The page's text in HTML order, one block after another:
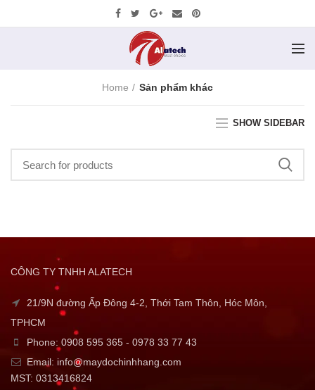
Home Sản phẩm khác
SHOW SIDEBAR
CÔNG TY TNHH ALATECH
21/9N đường Ấp Đông 4-2, Thới Tam Thôn, Hóc Môn,
TPHCM
Phone: 0908 595 365 - 0978 33 77 43
Email: info@maydochinhhang.com
MST: 0313416824